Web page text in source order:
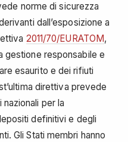
norme di sicurezza
dall’esposizione a
2011/70/EURATOM,
gestione responsabile e
esaurito e dei rifiuti
direttiva prevede
per la
definitivi e degli
Gli Stati membri hanno